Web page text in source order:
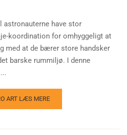
astronauterne have stor
koordination for omhyggeligt at
med at de bærer store handsker
barske rummiljø. I denne
ART LÆS MERE